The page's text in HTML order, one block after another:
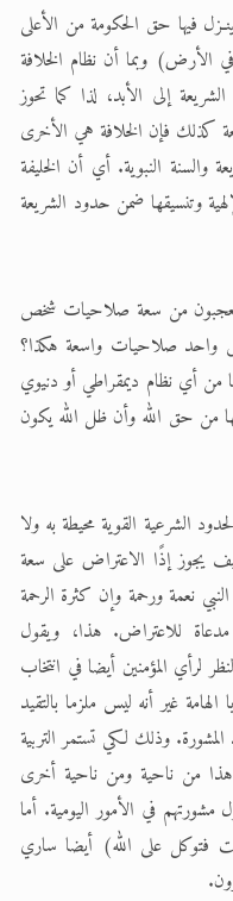
فيها حق الحكومة من الأعلى
الأرض) وبما أن نظام الخلافة
إلى الأبد، لذا كما تحوز
كذلك فإن الخلافة هي الأخرى
النبوية. أي أن الخليفة
وتنسيقها ضمن حدود الشريعة
يتعجبون من سعة صلاحيات شخص
صلاحيات واسعة هكذا؟
من أي نظام ديمقراطي أو دنيوي
من حق الله وأن ظل الله يكون
الشرعية القوية محيطة به ولا
يجوز إذًا الاعتراض على سعة
نعمة ورحمة وإن كثرة الرحمة
للاعتراض. هذا، ويقول
لرأي المؤمنين أيضا في انتخاب
الهامة غير أنه ليس ملزما بالتقيد
وذلك لكي تستمر التربية
هذا من ناحية ومن ناحية أخرى
مشورتهم في الأمور اليومية. أما
فتوكل على الله) أيضا ساري